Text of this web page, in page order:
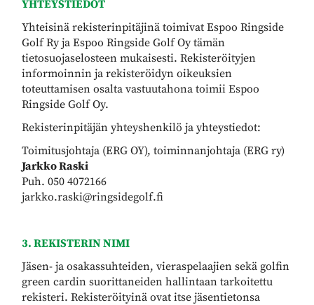
YHTEYSTIEDOT
Yhteisinä rekisterinpitäjinä toimivat Espoo Ringside
Golf Ry ja Espoo Ringside Golf Oy tämän
tietosuojaselosteen mukaisesti. Rekisteröityjen
informoinnin ja rekisteröidyn oikeuksien
toteuttamisen osalta vastuutahona toimii Espoo
Ringside Golf Oy.
Rekisterinpitäjän yhteyshenkilö ja yhteystiedot:
Toimitusjohtaja (ERG OY), toiminnanjohtaja (ERG ry)
Jarkko Raski
Puh. 050 4072166
jarkko.raski@ringsidegolf.fi
3. REKISTERIN NIMI
Jäsen- ja osakassuhteiden, vieraspelaajien sekä golfin
green cardin suorittaneiden hallintaan tarkoitettu
rekisteri. Rekisteröityinä ovat itse jäsentietonsa